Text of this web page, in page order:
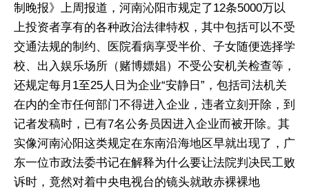
制晚报》上周报道，河南沁阳市规定了12条5000万以
上投资者享有的各种政治法律特权，其中包括可以不受
交通法规的制约、医院看病享受半价、子女随便选择学
校、出入娱乐场所（赌博嫖娼）不受公安机关检查等，
还规定每月1至25人日为企业“安静日”，包括司法机关
在内的全市任何部门不得进入企业，违者立刻开除，到
记者发稿时，已有7名公务员因进入企业而被开除。其
实像河南沁阳这类规定在东南沿海地区早就出现了，广
东一位市政法委书记在解释为什么要让法院判决民工败
诉时，竟然对着中央电视台的镜头就敢赤裸裸地